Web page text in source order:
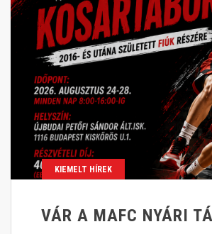
KIEMELT HÍREK
VÁR A MAFC NYÁRI